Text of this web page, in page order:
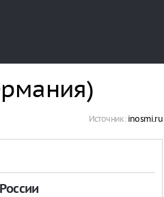
Источник: inosmi.ru